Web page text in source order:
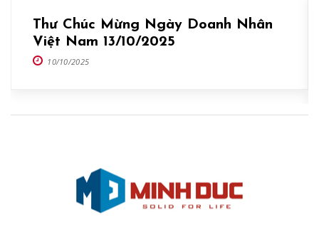
Thư Chúc Mừng Ngày Doanh Nhân
Việt Nam 13/10/2025
10/10/2025